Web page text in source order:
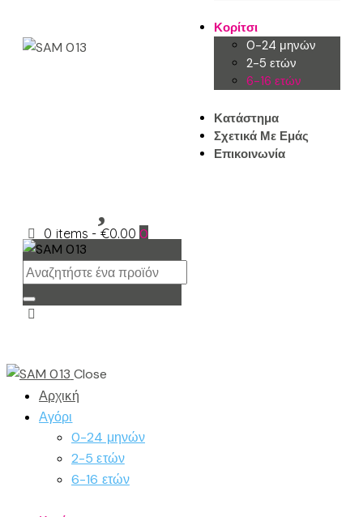
Κορίτσι
0-24 μηνών
2-5 ετών
6-16 ετών
Κατάστημα
Σχετικά Με Εμάς
Επικοινωνία
0 items - €0.00 0
Close
Αρχική
Αγόρι
0-24 μηνών
2-5 ετών
6-16 ετών